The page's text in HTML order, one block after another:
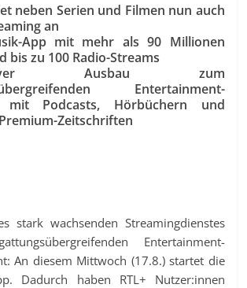
neben Serien und Filmen nun auch
an
App mit mehr als 90 Millionen
bis zu 100 Radio-Streams
Ausbau zum
Entertainment-
mit Podcasts, Hörbüchern und
Zeitschriften
stark wachsenden Streamingdienstes
Entertainment-
An diesem Mittwoch (17.8.) startet die
Dadurch haben RTL+ Nutzer:innen